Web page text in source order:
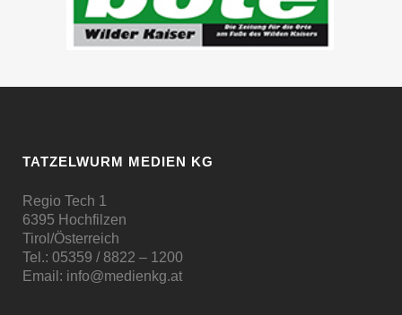
TATZELWURM MEDIEN KG
Regio Tech 1
6395 Hochfilzen
Tirol/Österreich
Tel.: 05359 / 8822 – 1200
Email: info@medienkg.at